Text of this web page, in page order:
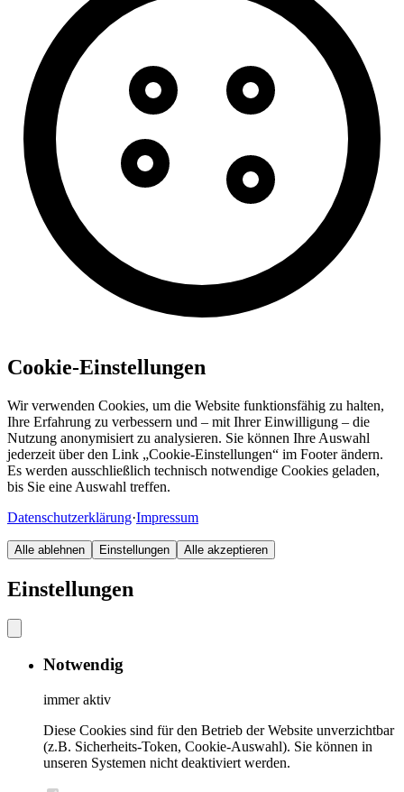
Cookie-Einstellungen
Wir verwenden Cookies, um die Website funktionsfähig zu halten,
Ihre Erfahrung zu verbessern und – mit Ihrer Einwilligung – die
Nutzung anonymisiert zu analysieren. Sie können Ihre Auswahl
jederzeit über den Link „Cookie-Einstellungen“ im Footer ändern.
Es werden ausschließlich technisch notwendige Cookies geladen,
bis Sie eine Auswahl treffen.
Datenschutzerklärung·Impressum
Alle ablehnen Einstellungen Alle akzeptieren
Einstellungen
Notwendig
immer aktiv
Diese Cookies sind für den Betrieb der Website unverzichtbar
(z.B. Sicherheits-Token, Cookie-Auswahl). Sie können in
unseren Systemen nicht deaktiviert werden.